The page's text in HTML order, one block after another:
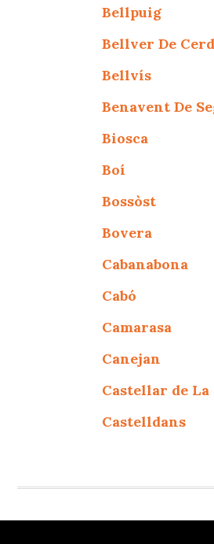
Bellpuig
Bellver De
Bellvís
Benavent De
Biosca
Boí
Bossòst
Bovera
Cabanabona
Cabó
Camarasa
Canejan
Castellar de La
Castelldans